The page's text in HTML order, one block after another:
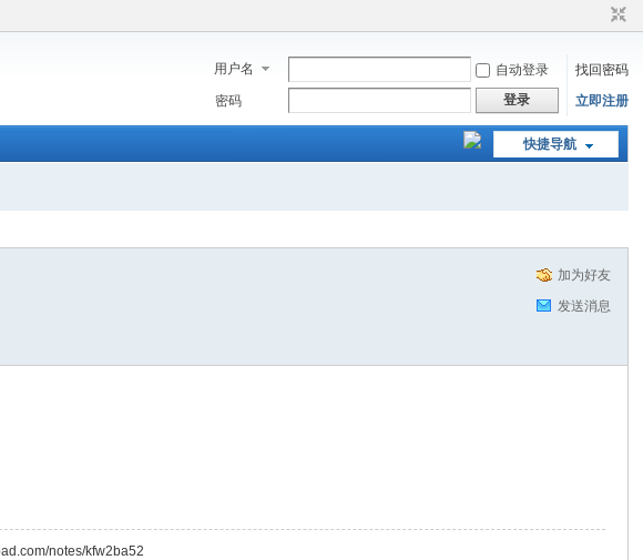
用户名 自动登录
找回密码
密码
登录 立即注册
快捷导航
加为好友
发送消息
notes/kfw2ba52